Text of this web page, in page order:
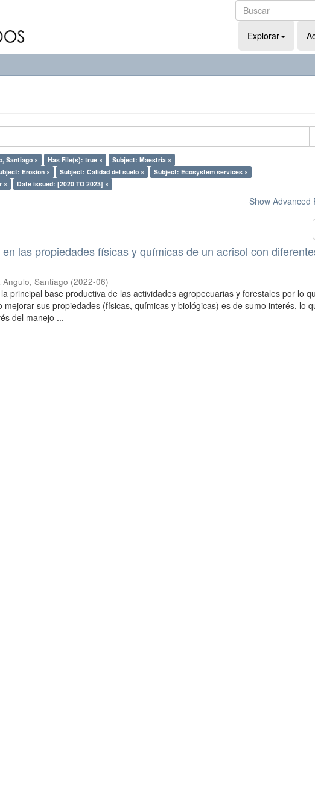
Explorar
Santiago × Has File(s): true ×
Subject: Maestría ×
Erosion × Subject: Calidad del suelo ×
Subject: Ecosystem services ×
× Date issued: [2020 TO 2023] ×
Show Advanced
en las propiedades físicas y químicas de un acrisol con
Angulo, Santiago (2022-06)
principal base productiva de las actividades agropecuarias y forestales por lo
mejorar sus propiedades (físicas, químicas y biológicas) es de sumo interés, lo
del manejo ...